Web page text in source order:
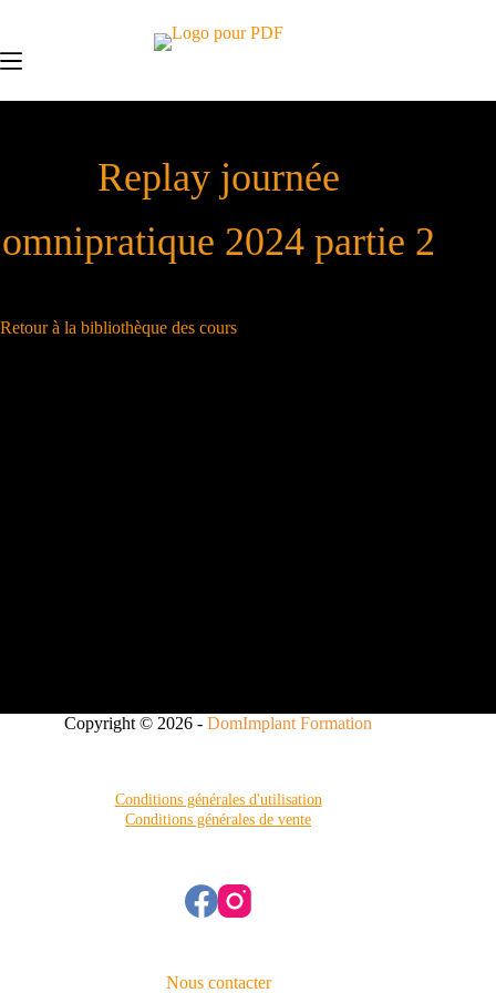
contenu
Replay journée
omnipratique 2024 partie 2
Retour à la bibliothèque des cours
Copyright © 2026 -DomImplant Formation
Conditions générales d'utilisation
Conditions générales de vente
Nous contacter